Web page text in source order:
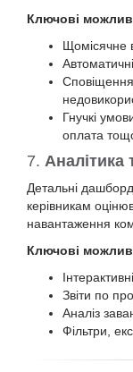
Ключові
Щомісячне
Гнучкі
оплата
7. Аналітика
Детальні
керівникам
навантаження
Ключові
Звіти по
Аналіз
Фільтри,